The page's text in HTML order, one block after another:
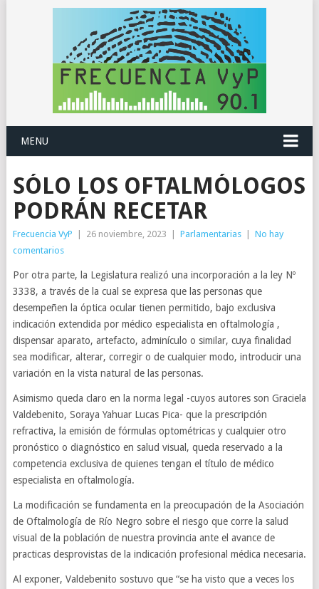
MENU
SÓLO LOS OFTALMÓLOGOS
PODRÁN RECETAR
Frecuencia VyP 26 noviembre, 2023 Parlamentarias
No hay
comentarios
Por otra parte, la Legislatura realizó una incorporación a la ley Nº
3338, a través de la cual se expresa que las personas que
desempeñen la óptica ocular tienen permitido, bajo exclusiva
indicación extendida por médico especialista en oftalmología ,
dispensar aparato, artefacto, adminículo o similar, cuya finalidad
sea modificar, alterar, corregir o de cualquier modo, introducir una
variación en la vista natural de las personas.
Asimismo queda claro en la norma legal -cuyos autores son Graciela
Valdebenito, Soraya Yahuar Lucas Pica- que la prescripción
refractiva, la emisión de fórmulas optométricas y cualquier otro
pronóstico o diagnóstico en salud visual, queda reservado a la
competencia exclusiva de quienes tengan el título de médico
especialista en oftalmología.
La modificación se fundamenta en la preocupación de la Asociación
de Oftalmología de Río Negro sobre el riesgo que corre la salud
visual de la población de nuestra provincia ante el avance de
practicas desprovistas de la indicación profesional médica necesaria.
Al exponer, Valdebenito sostuvo que “se ha visto que a veces los